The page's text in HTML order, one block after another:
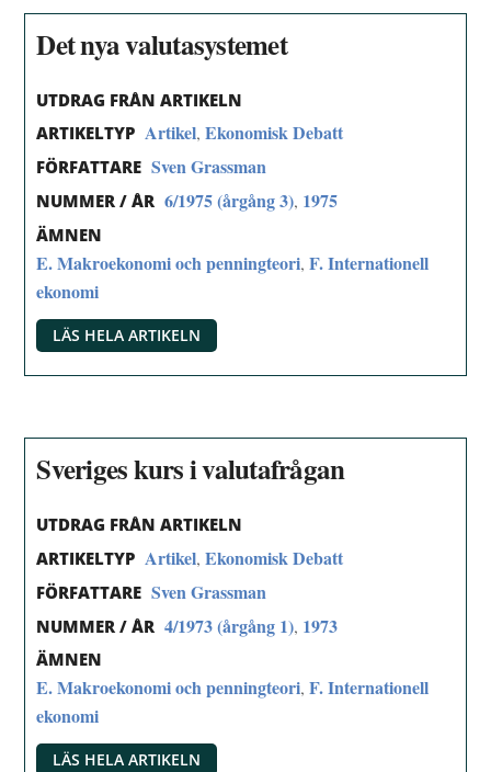
Det nya valutasystemet
UTDRAG FRÅN ARTIKELN
ARTIKELTYP Artikel,Ekonomisk Debatt
FÖRFATTARE Sven Grassman
NUMMER / ÅR 6/1975 (årgång 3), 1975
ÄMNEN
E. Makroekonomi och penningteori,F. Internationell
ekonomi
LÄS HELA ARTIKELN
Sveriges kurs i valutafrågan
UTDRAG FRÅN ARTIKELN
ARTIKELTYP Artikel,Ekonomisk Debatt
FÖRFATTARE Sven Grassman
NUMMER / ÅR 4/1973 (årgång 1), 1973
ÄMNEN
E. Makroekonomi och penningteori,F. Internationell
ekonomi
LÄS HELA ARTIKELN